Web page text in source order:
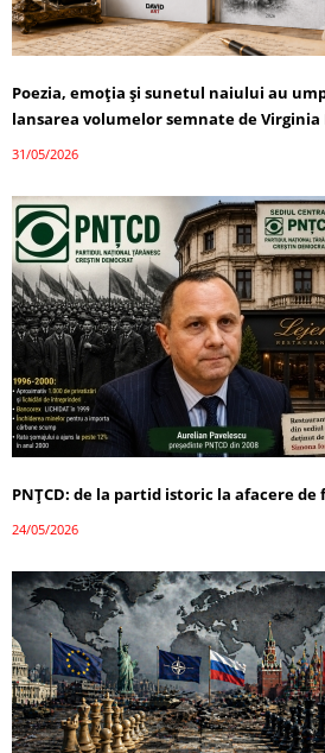
Poezia, emoția și sunetul naiului au
lansarea volumelor semnate de Virginia
31/05/2026
PNȚCD: de la partid istoric la afacere de
24/05/2026